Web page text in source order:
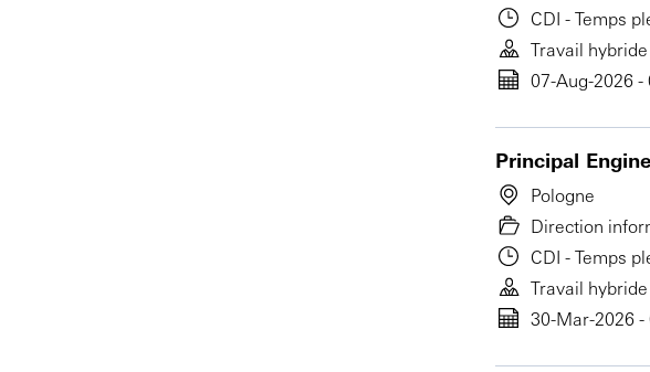
CDI - Temps
Travail hybride
07-Aug-2026 -
Principal
Pologne
Direction
CDI - Temps
Travail hybride
30-Mar-2026 -